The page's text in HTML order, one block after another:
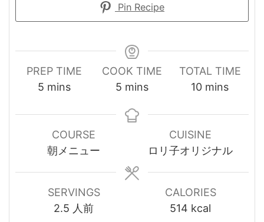
Pin Recipe
PREP TIME
5 minutes
mins
COOK TIME
5 minutes
mins
TOTAL TIME
10minutes
mins
COURSE
朝メニュー
CUISINE
ロリ子オリジナル
SERVINGS
2.5 人前
CALORIES
514 kcal